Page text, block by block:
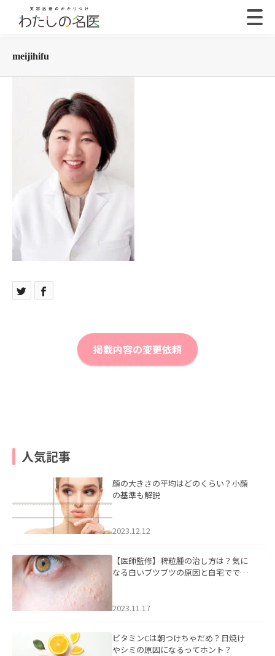
meijihifu
掲載内容の変更依頼
人気記事
顔の大きさの平均はどのくらい？小顔
の基準も解説
2023.12.12
【医師監修】稗粒腫の治し方は？気に
なる白いブツブツの原因と自宅ででき
2023.11.17
ビタミンCは朝つけちゃだめ？日焼け
やシミの原因になるってホント？